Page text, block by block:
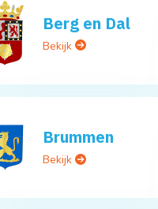
Berg en Dal
Bekijk
Brummen
Bekijk